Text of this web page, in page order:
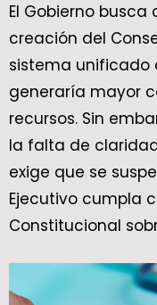
El Gobierno
creación del
sistema unificado
generaría mayor
recursos. Sin
la falta de
exige que se
Ejecutivo cumpla
Constitucional